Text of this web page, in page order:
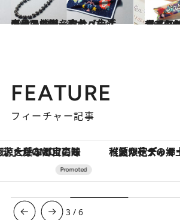
2024.1.20
自分の機嫌を取る【生活の良品9選】 香水、ネックレス、アームカバー…ギフトにも、自分へのご褒美にも
ライフスタイル 全部2200円以下！【プチギフト10選】スイーツ、超人気餃子店のタレ、ヘ
ライフ
FEATURE
フィーチャー記事
【夏限定ディナーコース】旬を迎える稚鮎や花ズッキーニなどをイタリア・トスカーナの郷土料理の手法
3 /6